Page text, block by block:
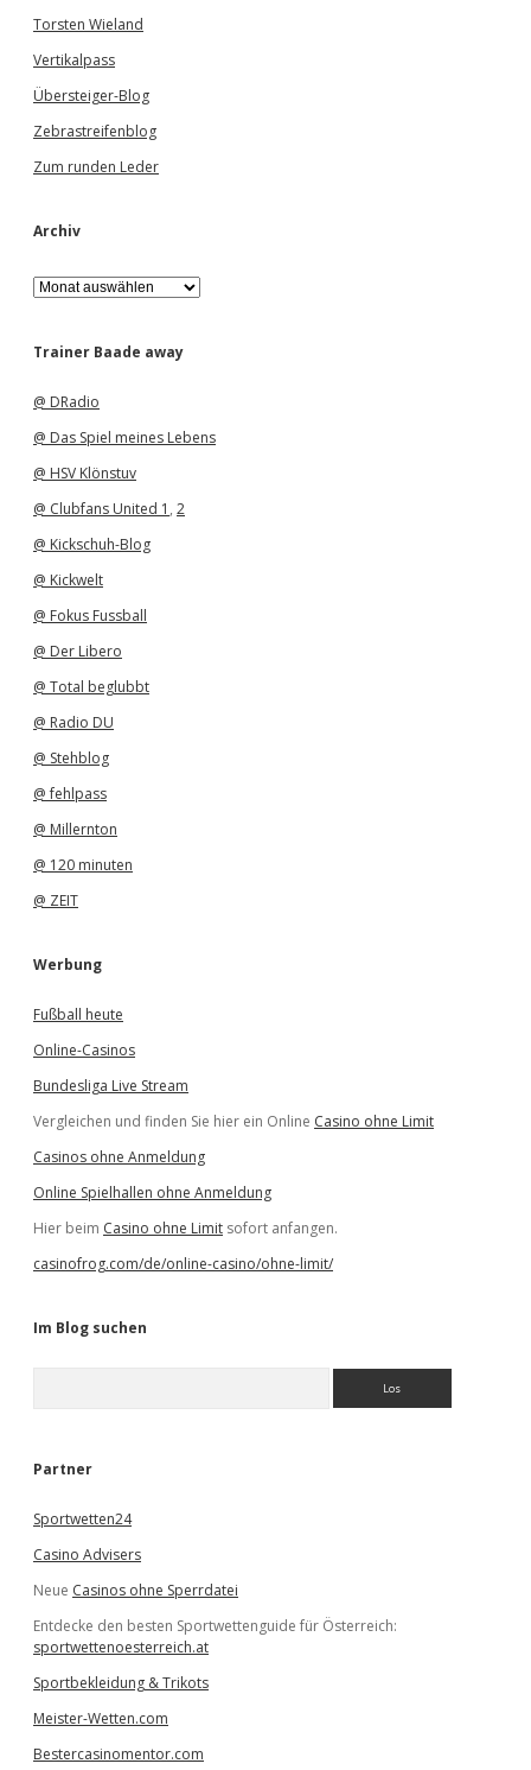
Torsten Wieland
Vertikalpass
Übersteiger-Blog
Zebrastreifenblog
Zum runden Leder
Archiv
A
r
h
Trainer Baade away
@ DRadio
@ Das Spiel meines Lebens
@ HSV Klönstuv
@ Clubfans United 1 , 2
@ Kickschuh-Blog
@ Kickwelt
@ Fokus Fussball
@ Der Libero
@ Total beglubbt
@ Radio DU
@ Stehblog
@ fehlpass
@ Millernton
@ 120 minuten
@ ZEIT
Werbung
Fußball heute
Online-Casinos
Bundesliga Live Stream
Vergleichen und finden Sie hier ein Online Casino ohne Limit
Casinos ohne Anmeldung
Online Spielhallen ohne Anmeldung
Hier beim Casino ohne Limit sofort anfangen.
casinofrog.com/de/online-casino/ohne-limit/
Im Blog suchen
e
Partner
Sportwetten24
Casino Advisers
Neue Casinos ohne Sperrdatei
Entdecke den besten Sportwettenguide für Österreich:
sportwettenoesterreich.at
Sportbekleidung & Trikots
Meister-Wetten.com
Bestercasinomentor.com